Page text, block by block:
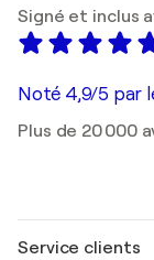
Signé et inclus
Noté 4,9/5 par
Plus de 20 000
Service clients